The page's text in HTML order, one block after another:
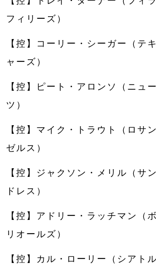
フィリーズ）
【控】コーリー・シーガー（テ
ャーズ）
【控】ピート・アロンソ（ニュ
ツ）
【控】マイク・トラウト（ロサ
ゼルス）
【控】ジャクソン・メリル（サ
ドレス）
【控】アドリー・ラッチマン（
リオールズ）
【控】カル・ローリー（シアト